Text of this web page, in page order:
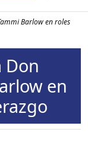
Barlow en roles
Don
en